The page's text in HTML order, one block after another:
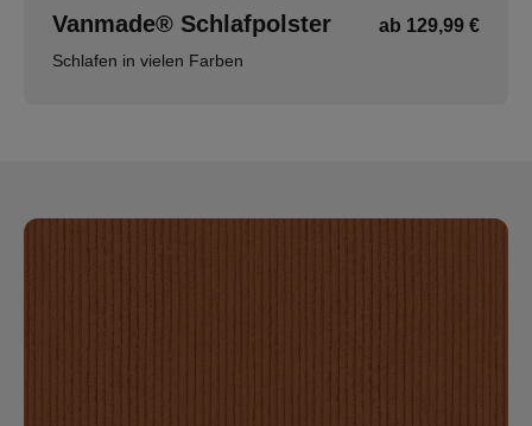
Vanmade® Schlafpolster ab 129,99 €
Schlafen in vielen Farben